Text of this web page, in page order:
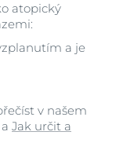
atopický
a je
v našem
a Jak určit a